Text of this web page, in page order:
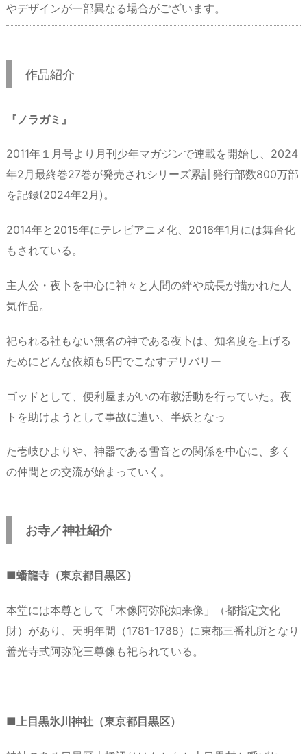
やデザインが一部異なる場合がございます。
作品紹介
『ノラガミ』
2011年１月号より月刊少年マガジンで連載を開始し、2024
年2月最終巻27巻が発売されシリーズ累計発行部数800万部
を記録(2024年2月)。
2014年と2015年にテレビアニメ化、2016年1月には舞台化
もされている。
主人公・夜卜を中心に神々と人間の絆や成長が描かれた人
気作品。
祀られる社もない無名の神である夜卜は、知名度を上げる
ためにどんな依頼も5円でこなすデリバリー
ゴッドとして、便利屋まがいの布教活動を行っていた。夜
トを助けようとして事故に遭い、半妖となっ
た壱岐ひよりや、神器である雪音との関係を中心に、多く
の仲間との交流が始まっていく。
お寺／神社紹介
■蟠龍寺（東京都目黒区）
本堂には本尊として「木像阿弥陀如来像」（都指定文化
財）があり、天明年間（1781-1788）に東都三番札所となり
善光寺式阿弥陀三尊像も祀られている。
■上目黒氷川神社（東京都目黒区）